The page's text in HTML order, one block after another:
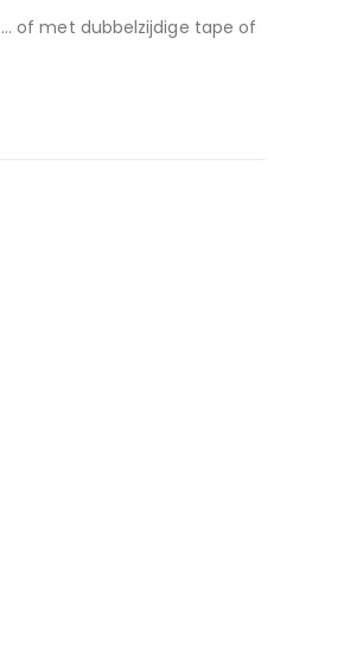
of met dubbelzijdige tape of